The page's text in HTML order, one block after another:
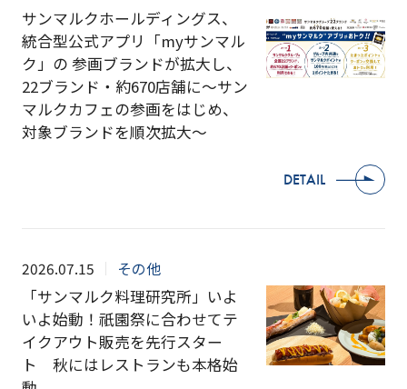
サンマルクホールディングス、
統合型公式アプリ「myサンマル
ク」の 参画ブランドが拡大し、
22ブランド・約670店舗に～サン
マルクカフェの参画をはじめ、
対象ブランドを順次拡大～
DETAIL
2026.07.15 その他
「サンマルク料理研究所」いよ
いよ始動！祇園祭に合わせてテ
イクアウト販売を先行スター
ト 秋にはレストランも本格始